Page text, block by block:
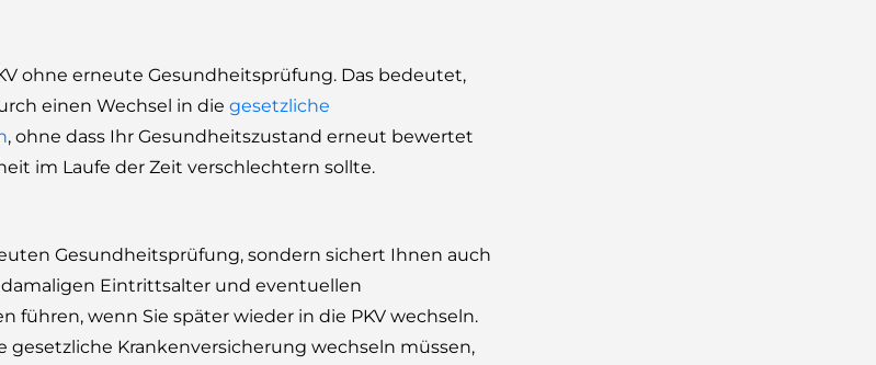
ohne erneute Gesundheitsprüfung. Das bedeutet,
einen Wechsel in die gesetzliche
, ohne dass Ihr Gesundheitszustand erneut bewertet
im Laufe der Zeit verschlechtern sollte.
Gesundheitsprüfung, sondern sichert Ihnen auch
Eintrittsalter und eventuellen
wenn Sie später wieder in die PKV wechseln.
gesetzliche Krankenversicherung wechseln müssen,